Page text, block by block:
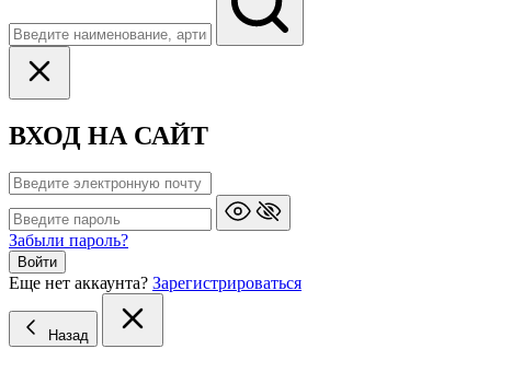
ВХОД НА САЙТ
Забыли пароль?
Войти
Еще нет аккаунта? Зарегистрироваться
Назад